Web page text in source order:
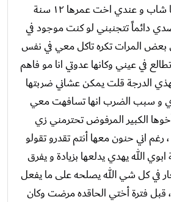
حلوها عندي سؤال ، انا شاب و عندي اخت عمرها ١٢ سنة
دائماً تتجنبني لو كنت موجود في
بعض المرات تكره تاكل معي في نفس
في عيني وكانها عدوتي انا مو فاهم
الدرجة قلت يمكن عشاني ضربتها
و سبب الضرب انها تسافهت معي
الكبير المرفوض تحترمني زي
رغم اني حنون معها أنتم تقدرو تقولو
الله يهدي يدلعها بزيادة و يفرق
في كل شي الله يصلحه على ما يفعل
قبل فترة أختي الحاقده مرضت وكان